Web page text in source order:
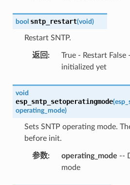
bool sntp_restart(void)
Restart SNTP.
返回 :
True - Restart False
initialized yet
void
esp_sntp_setoperatingmode(
operating_mode)
Sets SNTP operating mode.
before init.
参数: operating_mode --
mode